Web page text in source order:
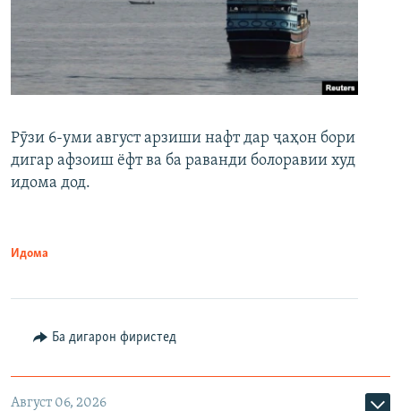
Рӯзи 6-уми август арзиши нафт дар ҷаҳон бори
дигар афзоиш ёфт ва ба раванди болоравии худ
идома дод.
Идома
Ба дигарон фиристед
Август 06, 2026